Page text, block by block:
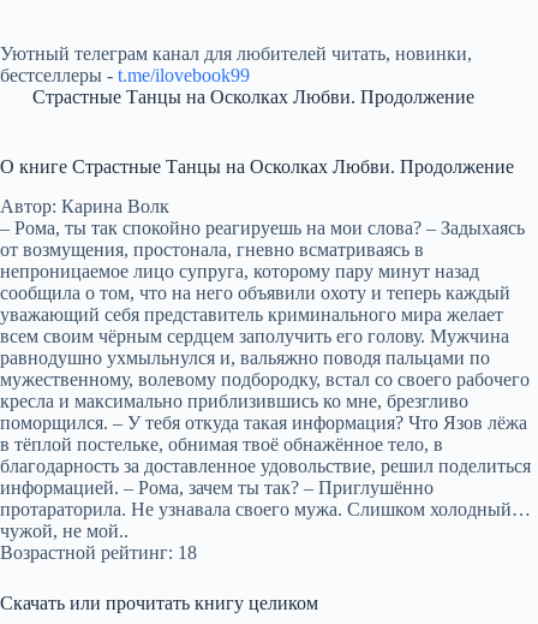
Уютный телеграм канал для любителей читать, новинки,
бестселлеры - t.me/ilovebook99
Страстные Танцы на Осколках Любви. Продолжение
О книге Страстные Танцы на Осколках Любви. Продолжение
Автор: Карина Волк
– Рома, ты так спокойно реагируешь на мои слова? – Задыхаясь
от возмущения, простонала, гневно всматриваясь в
непроницаемое лицо супруга, которому пару минут назад
сообщила о том, что на него объявили охоту и теперь каждый
уважающий себя представитель криминального мира желает
всем своим чёрным сердцем заполучить его голову. Мужчина
равнодушно ухмыльнулся и, вальяжно поводя пальцами по
мужественному, волевому подбородку, встал со своего рабочего
кресла и максимально приблизившись ко мне, брезгливо
поморщился. – У тебя откуда такая информация? Что Язов лёжа
в тёплой постельке, обнимая твоё обнажённое тело, в
благодарность за доставленное удовольствие, решил поделиться
информацией. – Рома, зачем ты так? – Приглушённо
протараторила. Не узнавала своего мужа. Слишком холодный…
чужой, не мой..
Возрастной рейтинг: 18
Скачать или прочитать книгу целиком